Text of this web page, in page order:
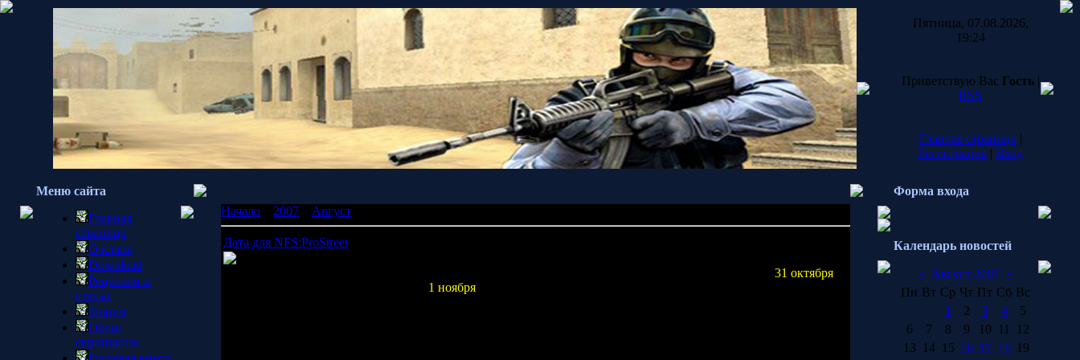
Пятница, 07.08.2026,
19:24
Приветствую Вас Гость|
RSS
Главная страница |
Регистрация | Вход
Меню сайта
Главная
страница
О клане
Download
Рецензии и
статьи
Форум
Обои/
скриншоты
Начало 2007 Август
Дата для NFS:ProStreet
31 октября
1 ноября
Форма входа
Календарь новостей
« Август 2007 »
Пн Вт Ср Чт Пт Сб Вс
1
2 3 4
5
6
7 8 9 10 11
12
13
14 15 16 17 18 19